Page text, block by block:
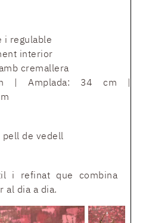
i regulable
interior
cremallera
| Amplada: 34 cm |
de vedell
i refinat que combina
al dia a dia.